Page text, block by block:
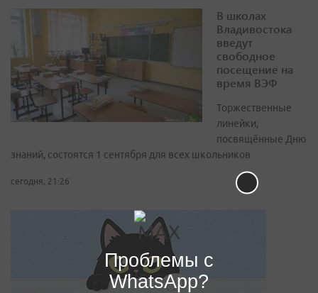
В школах
Владивостока
введут
свободное
посещение на
время ВЭФ
Торжественные
линейки,
посвящённые Дню
знаний, состоятся 1 сентября для всех школьников
сегодня, 21:26
Проблемы с
WhatsApp?